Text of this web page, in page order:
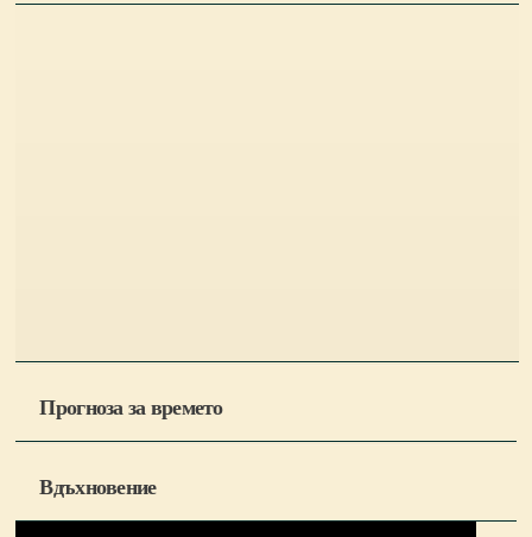
Прогноза за времето
Вдъхновение